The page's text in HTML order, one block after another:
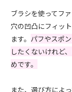
ブラシを使ってフ
穴の凹凸にフィッ
ます。 パフやスポ
したくないけれど
めです。
また、選び方によ